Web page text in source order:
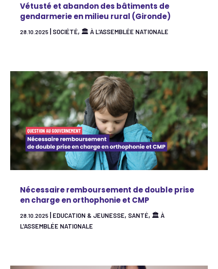
Vétusté et abandon des bâtiments de
gendarmerie en milieu rural (Gironde)
28.10.2025 SOCIÉTÉ, 🏛 À L'ASSEMBLÉE NATIONALE
Nécessaire remboursement de double prise
en charge en orthophonie et CMP
28.10.2025 EDUCATION & JEUNESSE, SANTÉ, 🏛 À
L'ASSEMBLÉE NATIONALE